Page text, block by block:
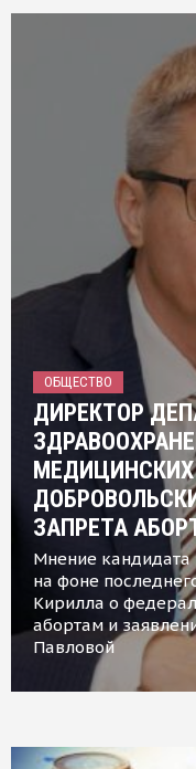
ОБЩЕСТВО
ДИРЕКТОР
МЕДИЦИНСКИХ
ЗАПРЕТА
Мнение кандидата
на фоне
Кирилла о
абортам и
Павловой